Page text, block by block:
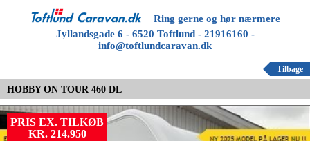
Ring gerne og hør nærmere
Jyllandsgade 6 - 6520 Toftlund - 21916160 -
info@toftlundcaravan.dk
Tilbage
HOBBY ON TOUR 460 DL
PRIS EX. TILKØB
KR. 214.950